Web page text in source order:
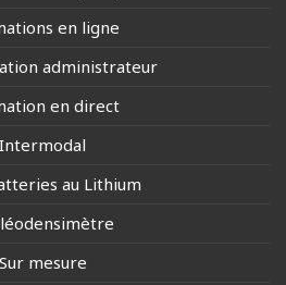
en ligne
administrateur
en direct
Intermodal
au Lithium
Sur mesure